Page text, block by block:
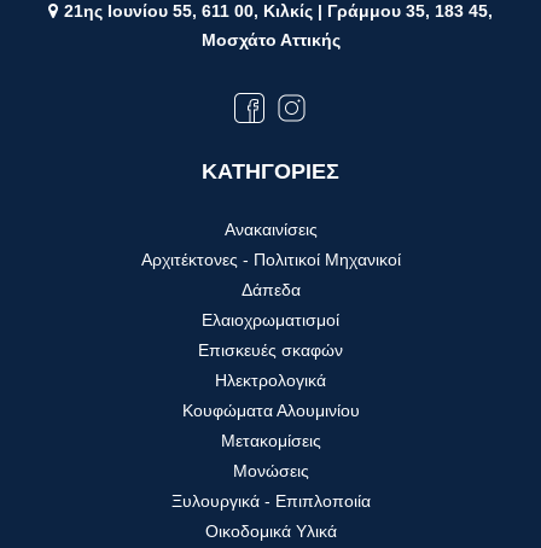
21ης Ιουνίου 55, 611 00, Κιλκίς | Γράμμου 35, 183 45,
Μοσχάτο Αττικής
ΚΑΤΗΓΟΡΙΕΣ
Ανακαινίσεις
Αρχιτέκτονες - Πολιτικοί Μηχανικοί
Δάπεδα
Ελαιοχρωματισμοί
Επισκευές σκαφών
Ηλεκτρολογικά
Κουφώματα Αλουμινίου
Μετακομίσεις
Μονώσεις
Ξυλουργικά - Επιπλοποιία
Οικοδομικά Υλικά